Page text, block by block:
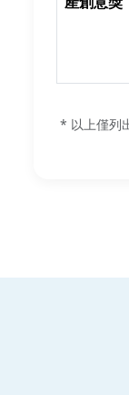
* 以上僅列